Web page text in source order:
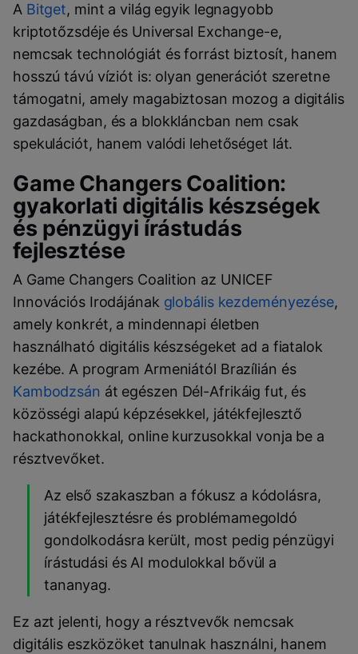
A Bitget, mint a világ egyik legnagyobb
kriptotőzsdéje és Universal Exchange-e,
nemcsak technológiát és forrást biztosít, hanem
hosszú távú víziót is: olyan generációt szeretne
támogatni, amely magabiztosan mozog a digitális
gazdaságban, és a blokkláncban nem csak
spekulációt, hanem valódi lehetőséget lát.
Game Changers Coalition:
gyakorlati digitális készségek
és pénzügyi írástudás
fejlesztése
A Game Changers Coalition az UNICEF
Innovációs Irodájának globális kezdeményezése,
amely konkrét, a mindennapi életben
használható digitális készségeket ad a fiatalok
kezébe. A program Armeniától Brazílián és
Kambodzsán át egészen Dél-Afrikáig fut, és
közösségi alapú képzésekkel, játékfejlesztő
hackathonokkal, online kurzusokkal vonja be a
résztvevőket.
Az első szakaszban a fókusz a kódolásra,
játékfejlesztésre és problémamegoldó
gondolkodásra került, most pedig pénzügyi
írástudási és AI modulokkal bővül a
tananyag.
Ez azt jelenti, hogy a résztvevők nemcsak
digitális eszközöket tanulnak használni, hanem